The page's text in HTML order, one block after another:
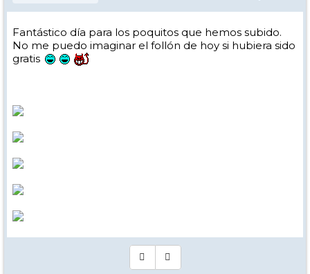
Fantástico día para los poquitos que hemos subido.
No me puedo imaginar el follón de hoy si hubiera sido
gratis